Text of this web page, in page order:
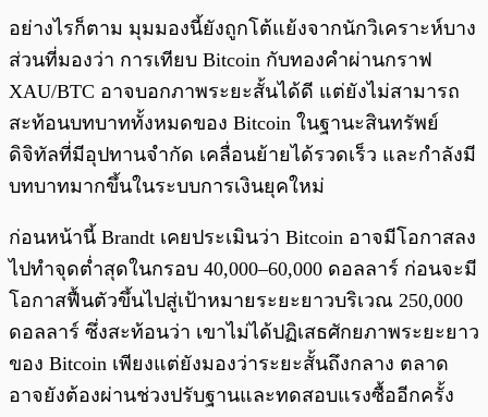
อย่างไรก็ตาม มุมมองนี้ยังถูกโต้แย้งจากนักวิเคราะห์บาง
ส่วนที่มองว่า การเทียบ Bitcoin กับทองคำผ่านกราฟ
XAU/BTC อาจบอกภาพระยะสั้นได้ดี แต่ยังไม่สามารถ
สะท้อนบทบาททั้งหมดของ Bitcoin ในฐานะสินทรัพย์
ดิจิทัลที่มีอุปทานจำกัด เคลื่อนย้ายได้รวดเร็ว และกำลังมี
บทบาทมากขึ้นในระบบการเงินยุคใหม่
ก่อนหน้านี้ Brandt เคยประเมินว่า Bitcoin อาจมีโอกาสลง
ไปทำจุดต่ำสุดในกรอบ 40,000–60,000 ดอลลาร์ ก่อนจะมี
โอกาสฟื้นตัวขึ้นไปสู่เป้าหมายระยะยาวบริเวณ 250,000
ดอลลาร์ ซึ่งสะท้อนว่า เขาไม่ได้ปฏิเสธศักยภาพระยะยาว
ของ Bitcoin เพียงแต่ยังมองว่าระยะสั้นถึงกลาง ตลาด
อาจยังต้องผ่านช่วงปรับฐานและทดสอบแรงซื้ออีกครั้ง